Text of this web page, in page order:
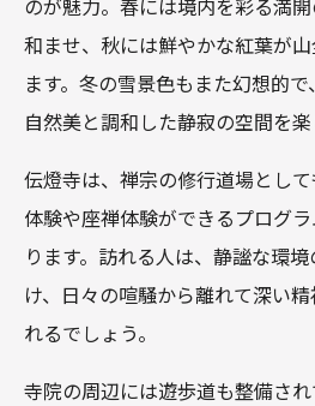
のが魅力。春には境内を彩る満
和ませ、秋には鮮やかな紅葉が
ます。冬の雪景色もまた幻想的
自然美と調和した静寂の空間を楽
伝燈寺は、禅宗の修行道場とし
体験や座禅体験ができるプログ
ります。訪れる人は、静謐な環
け、日々の喧騒から離れて深い
れるでしょう。
寺院の周辺には遊歩道も整備さ